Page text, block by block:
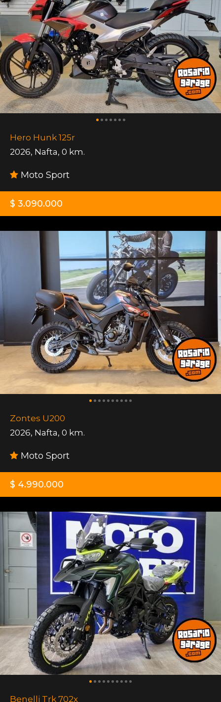
Hero Hunk 125r
2026, Nafta, 0 km.
Moto Sport
$ 3.090.000
Zontes U200
2026, Nafta, 0 km.
Moto Sport
$ 4.990.000
Benelli Trk 702x